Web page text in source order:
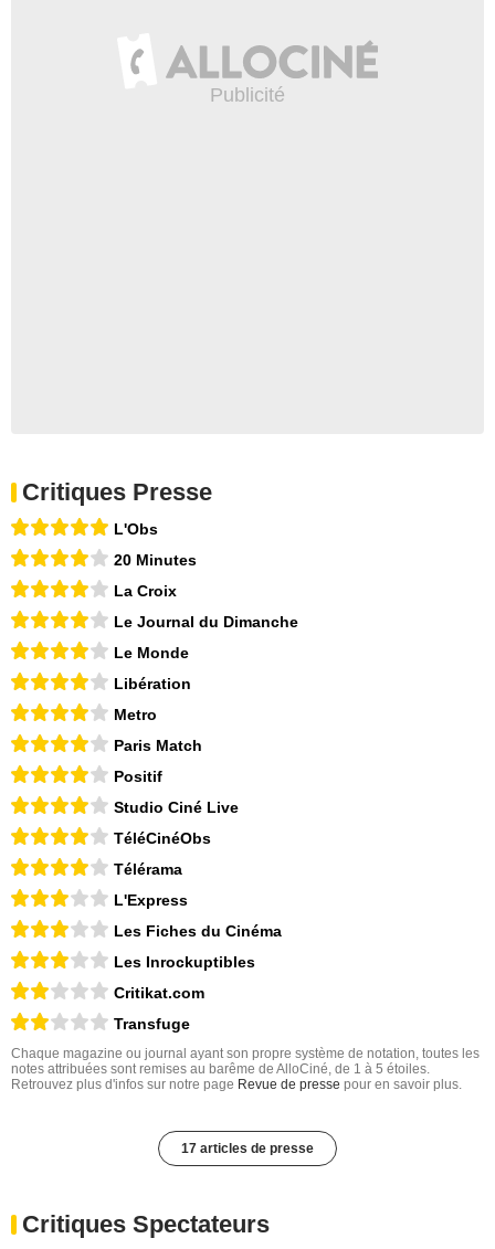
Critiques Presse
L'Obs
20 Minutes
La Croix
Le Journal du Dimanche
Le Monde
Libération
Metro
Paris Match
Positif
Studio Ciné Live
TéléCinéObs
Télérama
L'Express
Les Fiches du Cinéma
Les Inrockuptibles
Critikat.com
Transfuge
Chaque magazine ou journal ayant son propre système de notation, toutes les
notes attribuées sont remises au barême de AlloCiné, de 1 à 5 étoiles.
Retrouvez plus d'infos sur notre page Revue de presse pour en savoir plus.
17 articles de presse
Critiques Spectateurs